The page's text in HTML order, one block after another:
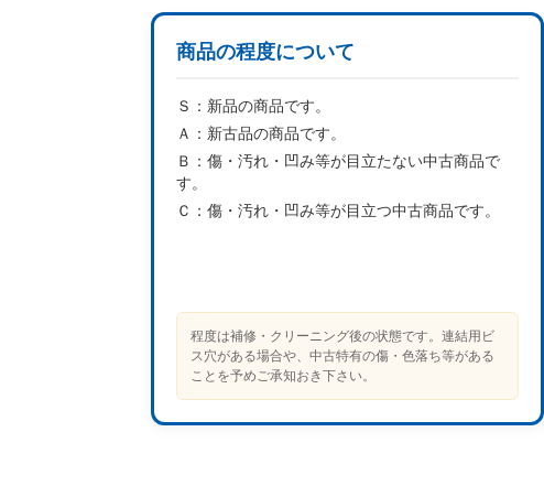
商品の程度について
Ｓ： 新品の商品です。
Ａ： 新古品の商品です。
Ｂ： 傷・汚れ・凹み等が目立たない中古商品で
す。
Ｃ： 傷・汚れ・凹み等が目立つ中古商品です。
程度は補修・クリーニング後の状態です。連結用ビ
ス穴がある場合や、中古特有の傷・色落ち等がある
ことを予めご承知おき下さい。